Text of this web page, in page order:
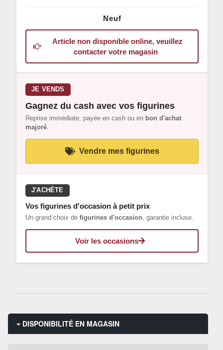
Neuf
Article non disponible online, veuillez
contacter votre magasin
JE VENDS
Gagnez du cash avec vos figurines
Reprise immédiate, payée en cash ou en bon d'achat
majoré
Vendre mes figurines
J'ACHÈTE
Vos figurines d'occasion à petit prix
Un grand choix de figurines d'occasion , garantie incluse.
Voir les occasions
DISPONIBILITÉ EN MAGASIN